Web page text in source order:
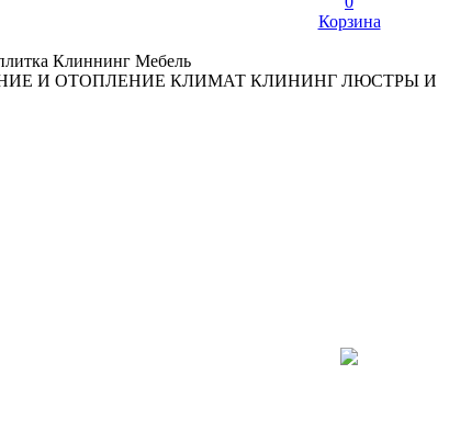
Корзина
Клиннинг Мебель
И ОТОПЛЕНИЕ КЛИМАТ КЛИНИНГ ЛЮСТРЫ И